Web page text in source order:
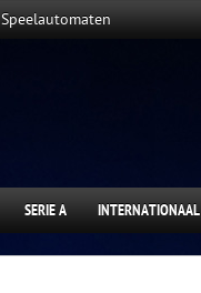
Speelautomaten
SERIE A INTERNATIONAAL